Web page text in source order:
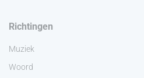
Richtingen
Muziek
Woord